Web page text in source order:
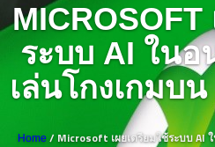
MICROSOFT
ระบบ AI ใน
เล่นโกงเกมบ
Home / Microsoft เผยเตรียมใช้ระบบ AI